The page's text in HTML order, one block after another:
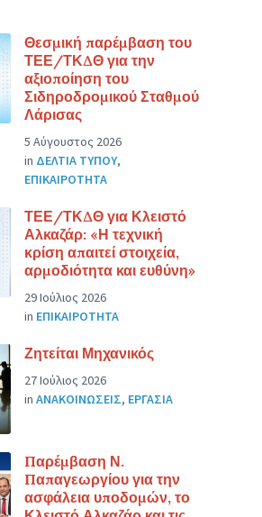
Θεσμική παρέμβαση του
ΤΕΕ/ΤΚΔΘ για την
αξιοποίηση του
Σιδηροδρομικού Σταθμού
Λάρισας
5 Αύγουστος 2026
in ΔΕΛΤΙΑ ΤΥΠΟΥ,
ΕΠΙΚΑΙΡΟΤΗΤΑ
ΤΕΕ/ΤΚΔΘ για Κλειστό
Αλκαζάρ: «Η τεχνική
κρίση απαιτεί στοιχεία,
αρμοδιότητα και ευθύνη»
29 Ιούλιος 2026
in ΕΠΙΚΑΙΡΟΤΗΤΑ
Ζητείται Μηχανικός
27 Ιούλιος 2026
inΑΝΑΚΟΙΝΩΣΕΙΣ, ΕΡΓΑΣΙΑ
Παρέμβαση Ν.
Παπαγεωργίου για την
ασφάλεια υποδομών, το